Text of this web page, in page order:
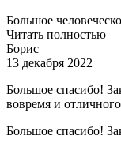
Большое
Читать полностью
Борис
13 декабря 2022
Большое спасибо!
вовремя и отличного
Большое спасибо!